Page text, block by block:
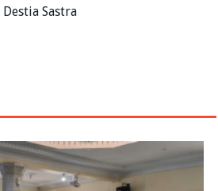
Destia Sastra